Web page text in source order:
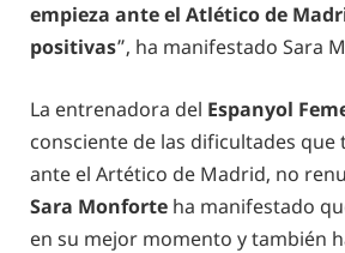
empieza ante el Atlético de
positivas”, ha manifestado Sara
La entrenadora del Espanyol
consciente de las dificultades
ante el Artético de Madrid, no
Sara Monforte ha manifestado
en su mejor momento y también